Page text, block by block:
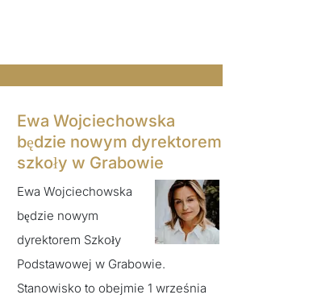
Ewa Wojciechowska
będzie nowym dyrektorem
szkoły w Grabowie
Ewa Wojciechowska
będzie nowym
dyrektorem Szkoły
Podstawowej w Grabowie.
Stanowisko to obejmie 1 września